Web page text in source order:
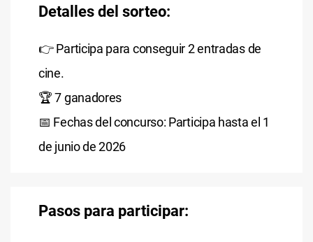
Detalles del sorteo:
👉 Participa para conseguir 2 entradas de
cine.
​🏆 7 ganadores
📅 Fechas del concurso: Participa hasta el 1
de junio de 2026
Pasos para participar: